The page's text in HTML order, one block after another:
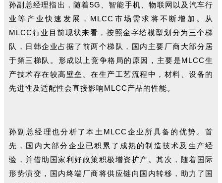
孙副总经理指出，随着5G、智能手机、物联网以及汽车行
业等产业快速发展，MLCC市场需求将不断增加。
从
MLCC行业目前现状来看，按照金字塔模型划分为三个梯
队，日韩企业占据了前两个梯队，国内主要厂商大部分居
于第三梯队。形成以上竞争格局的原因，主要是MLCC生
产技术存在较高壁垒。在生产工艺流程中，材料、设备的
先进性及适配性会直接影响MLCC产品的性能。
孙副总经理也分析了本土MLCC企业所具备的优势。首
先，国内大部分企业已积累了成熟的制造技术及生产经
验，并借助国家利好政策积极增资扩产。其次，随着国际
形势演变，国内终端厂商将供应链向国内转移，助力了国